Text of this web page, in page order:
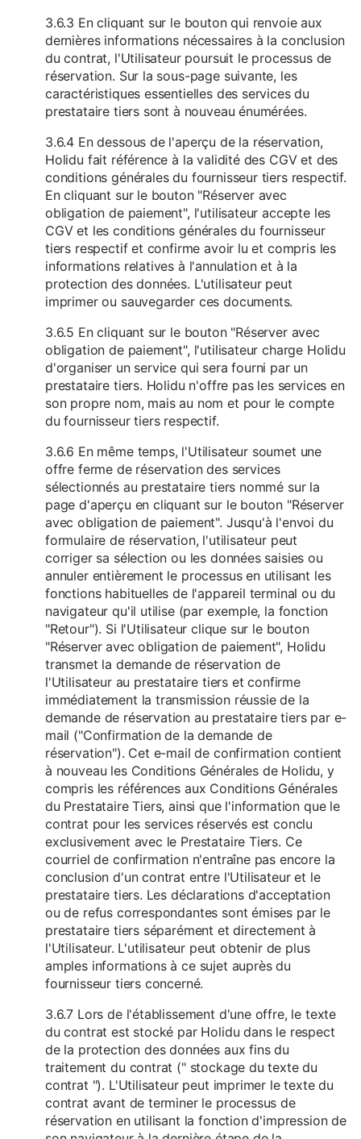
3.6.3 En cliquant sur le bouton qui renvoie aux
dernières informations nécessaires à la conclusion
du contrat, l'Utilisateur poursuit le processus de
réservation. Sur la sous-page suivante, les
caractéristiques essentielles des services du
prestataire tiers sont à nouveau énumérées.
3.6.4 En dessous de l'aperçu de la réservation,
Holidu fait référence à la validité des CGV et des
conditions générales du fournisseur tiers respectif.
En cliquant sur le bouton "Réserver avec
obligation de paiement", l'utilisateur accepte les
CGV et les conditions générales du fournisseur
tiers respectif et confirme avoir lu et compris les
informations relatives à l'annulation et à la
protection des données. L'utilisateur peut
imprimer ou sauvegarder ces documents.
3.6.5 En cliquant sur le bouton "Réserver avec
obligation de paiement", l'utilisateur charge Holidu
d'organiser un service qui sera fourni par un
prestataire tiers. Holidu n'offre pas les services en
son propre nom, mais au nom et pour le compte
du fournisseur tiers respectif.
3.6.6 En même temps, l'Utilisateur soumet une
offre ferme de réservation des services
sélectionnés au prestataire tiers nommé sur la
page d'aperçu en cliquant sur le bouton "Réserver
avec obligation de paiement". Jusqu'à l'envoi du
formulaire de réservation, l'utilisateur peut
corriger sa sélection ou les données saisies ou
annuler entièrement le processus en utilisant les
fonctions habituelles de l'appareil terminal ou du
navigateur qu'il utilise (par exemple, la fonction
"Retour"). Si l'Utilisateur clique sur le bouton
"Réserver avec obligation de paiement", Holidu
transmet la demande de réservation de
l'Utilisateur au prestataire tiers et confirme
immédiatement la transmission réussie de la
demande de réservation au prestataire tiers par e-
mail ("Confirmation de la demande de
réservation"). Cet e-mail de confirmation contient
à nouveau les Conditions Générales de Holidu, y
compris les références aux Conditions Générales
du Prestataire Tiers, ainsi que l'information que le
contrat pour les services réservés est conclu
exclusivement avec le Prestataire Tiers. Ce
courriel de confirmation n'entraîne pas encore la
conclusion d'un contrat entre l'Utilisateur et le
prestataire tiers. Les déclarations d'acceptation
ou de refus correspondantes sont émises par le
prestataire tiers séparément et directement à
l'Utilisateur. L'utilisateur peut obtenir de plus
amples informations à ce sujet auprès du
fournisseur tiers concerné.
3.6.7 Lors de l'établissement d'une offre, le texte
du contrat est stocké par Holidu dans le respect
de la protection des données aux fins du
traitement du contrat (" stockage du texte du
contrat "). L'Utilisateur peut imprimer le texte du
contrat avant de terminer le processus de
réservation en utilisant la fonction d'impression de